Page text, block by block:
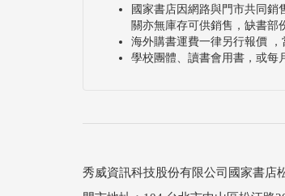
國家書店因網路與門市共同
關亦無庫存可供銷售，缺書部
海外購書運費一律另行報價
學校團體、讀書會用書，或每
秀威資訊科技股份有限公司國家書